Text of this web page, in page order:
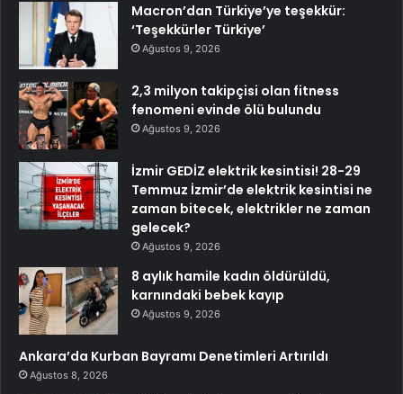
Macron’dan Türkiye’ye teşekkür:
‘Teşekkürler Türkiye’
Ağustos 9, 2026
2,3 milyon takipçisi olan fitness
fenomeni evinde ölü bulundu
Ağustos 9, 2026
İzmir GEDİZ elektrik kesintisi! 28-29
Temmuz İzmir’de elektrik kesintisi ne
zaman bitecek, elektrikler ne zaman
gelecek?
Ağustos 9, 2026
8 aylık hamile kadın öldürüldü,
karnındaki bebek kayıp
Ağustos 9, 2026
Ankara’da Kurban Bayramı Denetimleri Artırıldı
Ağustos 8, 2026